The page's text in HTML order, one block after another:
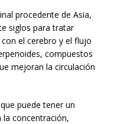
procedente de Asia,
siglos para tratar
el cerebro y el flujo
compuestos
mejoran la circulación
puede tener un
concentración,